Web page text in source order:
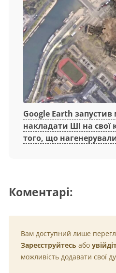
Google Earth
накладати ШІ на свої
того, що
Коментарі:
Вам доступний лише
Зареєструйтесь або
можливість додавати свої